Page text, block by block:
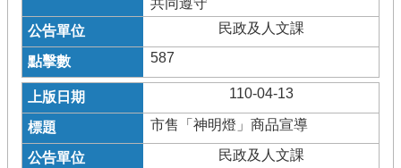
共同遵守
民政及人文課
587
110-04-13
市售「神明燈」商品宣導
民政及人文課